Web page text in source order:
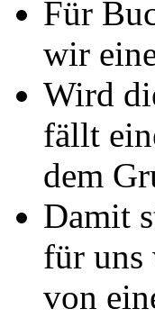
Für
wir
Wird
fällt
dem
Damit
für uns
von